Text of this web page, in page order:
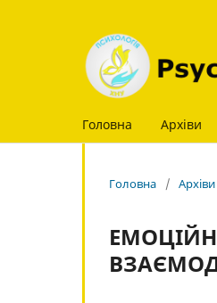
Головна Архіви
Головна / Архіви